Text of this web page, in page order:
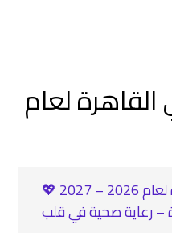
لعام
🏥 تمريض منزلي في القاهرة لعام 2026 – 2027 💖
رعاية صحية في قلب